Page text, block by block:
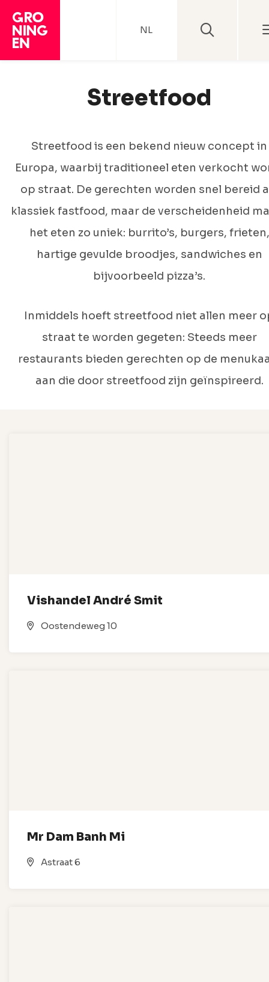
NL
Streetfood
Streetfood is een bekend nieuw concept in
Europa, waarbij traditioneel eten verkocht
op straat. De gerechten worden snel bereid
klassiek fastfood, maar de verscheidenheid
het eten zo uniek: burrito’s, burgers, frieten,
hartige gevulde broodjes, sandwiches en
bijvoorbeeld pizza’s.
Inmiddels hoeft streetfood niet allen meer
straat te worden gegeten: Steeds meer
restaurants bieden gerechten op de
aan die door streetfood zijn geïnspireerd.
Vishandel André Smit
Oostendeweg 10
Mr Dam Banh Mi
Astraat 6